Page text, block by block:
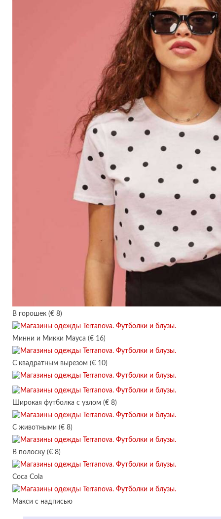
В горошек (€ 8)
Минни и Микки Мауса (€ 16)
С квадратным вырезом (€ 10)
Широкая футболка с узлом (€ 8)
С животными (€ 8)
В полоску (€ 8)
Coca Cola
Макси с надписью